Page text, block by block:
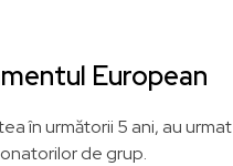
European
în următorii 5 ani, au urmat
de grup.